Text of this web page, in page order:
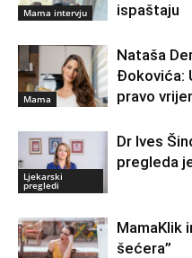
Mama intervju
ispaštaju
Mama
Nataša
Đokovića:
pravo
Ljekarski
pregledi
Dr Ives
pregleda
MamaKlik
šećera”